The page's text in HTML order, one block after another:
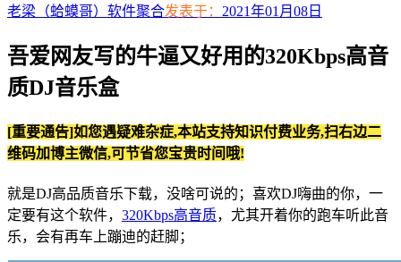
老梁（蛤蟆哥） 软件聚合发表于： 2021年01月08日
吾爱网友写的牛逼又好用的320Kbps高音
质DJ音乐盒
[重要通告]如您遇疑难杂症,本站支持知识付费业务,扫右边二
维码加博主微信,可节省您宝贵时间哦!
就是DJ高品质音乐下载，没啥可说的；喜欢DJ嗨曲的你，一
定要有这个软件， 320Kbps高音质，尤其开着你的跑车听此音
乐，会有再车上蹦迪的赶脚；